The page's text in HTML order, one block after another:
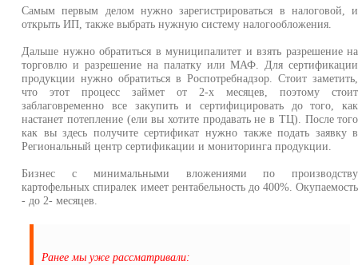
Самым первым делом нужно зарегистрироваться в налоговой, и
открыть ИП, также выбрать нужную систему налогообложения.
Дальше нужно обратиться в муниципалитет и взять разрешение на
торговлю и разрешение на палатку или МАФ. Для сертификации
продукции нужно обратиться в Роспотребнадзор. Стоит заметить,
что этот процесс займет от 2-х месяцев, поэтому стоит
заблаговременно все закупить и сертифицировать до того, как
настанет потепление (ели вы хотите продавать не в ТЦ). После того
как вы здесь получите сертификат нужно также подать заявку в
Региональный центр сертификации и мониторинга продукции.
Бизнес с минимальными вложениями по производству
картофельных спиралек имеет рентабельность до 400%. Окупаемость
- до 2- месяцев.
Ранее мы уже рассматривали: